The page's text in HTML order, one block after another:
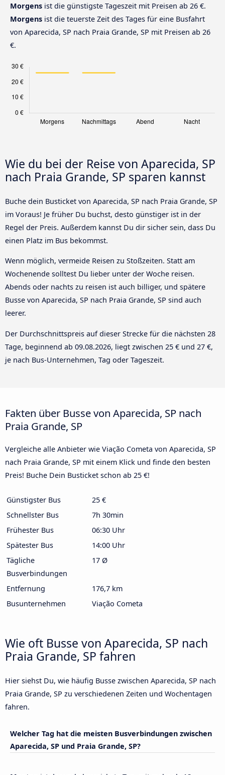
Morgens ist die günstigste Tageszeit mit Preisen ab 26 €.
Morgens ist die teuerste Zeit des Tages für eine Busfahrt
von Aparecida, SP nach Praia Grande, SP mit Preisen ab 26
€.
Wie du bei der Reise von Aparecida, SP
nach Praia Grande, SP sparen kannst
Buche dein Busticket von Aparecida, SP nach Praia Grande, SP
im Voraus! Je früher Du buchst, desto günstiger ist in der
Regel der Preis. Außerdem kannst Du dir sicher sein, dass Du
einen Platz im Bus bekommst.
Wenn möglich, vermeide Reisen zu Stoßzeiten. Statt am
Wochenende solltest Du lieber unter der Woche reisen.
Abends oder nachts zu reisen ist auch billiger, und spätere
Busse von Aparecida, SP nach Praia Grande, SP sind auch
leerer.
Der Durchschnittspreis auf dieser Strecke für die nächsten 28
Tage, beginnend ab 09.08.2026, liegt zwischen 25 € und 27 €,
je nach Bus-Unternehmen, Tag oder Tageszeit.
Fakten über Busse von Aparecida, SP nach
Praia Grande, SP
Vergleiche alle Anbieter wie Viação Cometa von Aparecida, SP
nach Praia Grande, SP mit einem Klick und finde den besten
Preis! Buche Dein Busticket schon ab 25 €!
Günstigster Bus
25 €
Schnellster Bus
7h 30min
Frühester Bus
06:30 Uhr
Spätester Bus
14:00 Uhr
Tägliche
Busverbindungen
17 Ø
Entfernung
176,7 km
Busunternehmen
Viação Cometa
Wie oft Busse von Aparecida, SP nach
Praia Grande, SP fahren
Hier siehst Du, wie häufig Busse zwischen Aparecida, SP nach
Praia Grande, SP zu verschiedenen Zeiten und Wochentagen
fahren.
Welcher Tag hat die meisten Busverbindungen zwischen
Aparecida, SP und Praia Grande, SP?